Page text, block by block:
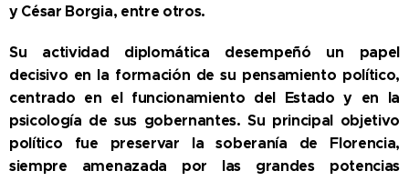
y César Borgia, entre otros.
Su actividad diplomática desempeñó un papel
decisivo en la formación de su pensamiento político,
centrado en el funcionamiento del Estado y en la
psicología de sus gobernantes. Su principal objetivo
político fue preservar la soberanía de Florencia,
siempre amenazada por las grandes potencias